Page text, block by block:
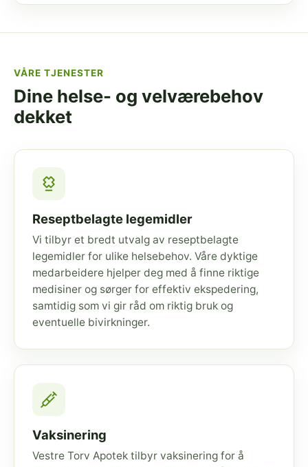
VÅRE TJENESTER
Dine helse- og velværebehov
dekket
Reseptbelagte legemidler
Vi tilbyr et bredt utvalg av reseptbelagte
legemidler for ulike helsebehov. Våre dyktige
medarbeidere hjelper deg med å finne riktige
medisiner og sørger for effektiv ekspedering,
samtidig som vi gir råd om riktig bruk og
eventuelle bivirkninger.
Vaksinering
Vestre Torv Apotek tilbyr vaksinering for å